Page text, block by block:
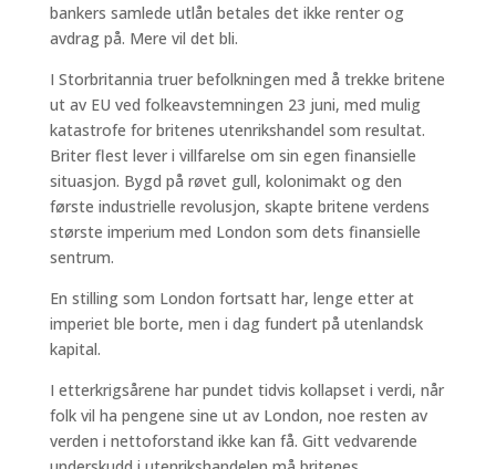
bankers samlede utlån betales det ikke renter og
avdrag på. Mere vil det bli.
I Storbritannia truer befolkningen med å trekke britene
ut av EU ved folkeavstemningen 23 juni, med mulig
katastrofe for britenes utenrikshandel som resultat.
Briter flest lever i villfarelse om sin egen finansielle
situasjon. Bygd på røvet gull, kolonimakt og den
første industrielle revolusjon, skapte britene verdens
største imperium med London som dets finansielle
sentrum.
En stilling som London fortsatt har, lenge etter at
imperiet ble borte, men i dag fundert på utenlandsk
kapital.
I etterkrigsårene har pundet tidvis kollapset i verdi, når
folk vil ha pengene sine ut av London, noe resten av
verden i nettoforstand ikke kan få. Gitt vedvarende